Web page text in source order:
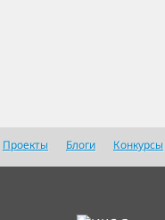
Проекты Блоги Конкурсы